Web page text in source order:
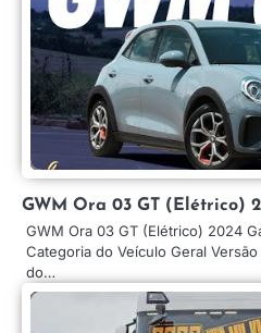
GWM Ora 03 GT (Elétrico)
GWM Ora 03 GT (Elétrico) 2024
Categoria do Veículo Geral
do…